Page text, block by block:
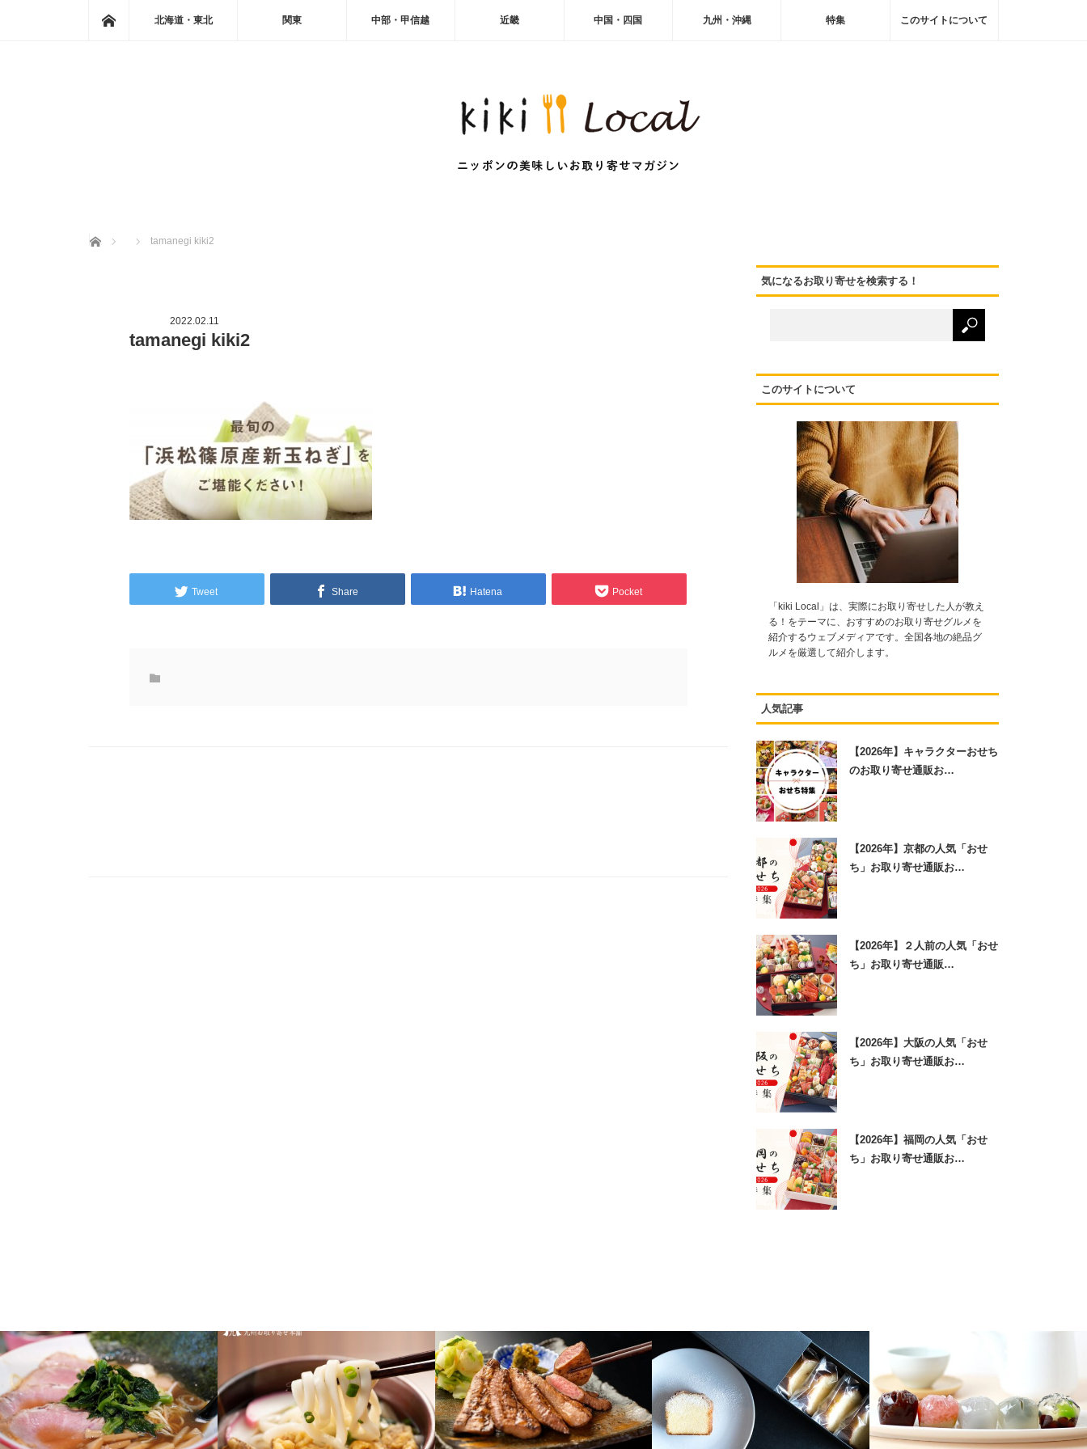
ホーム北海道・東北 関東 中部・甲信越 近畿 中国・四国 九州・沖縄 特集 このサイトについて
ホーム tamanegi kiki2
2022.02.11
tamanegi kiki2
Tweet Share Hatena Pocket
気になるお取り寄せを検索する！
このサイトについて
「kiki Local」は、実際にお取り寄せした人が教え
る！をテーマに、おすすめのお取り寄せグルメを
紹介するウェブメディアです。全国各地の絶品グ
ルメを厳選して紹介します。
人気記事
【2026年】キャラクターおせち
のお取り寄せ通販お…
【2026年】京都の人気「おせ
ち」お取り寄せ通販お…
【2026年】２人前の人気「おせ
ち」お取り寄せ通販…
【2026年】大阪の人気「おせ
ち」お取り寄せ通販お…
【2026年】福岡の人気「おせ
ち」お取り寄せ通販お…